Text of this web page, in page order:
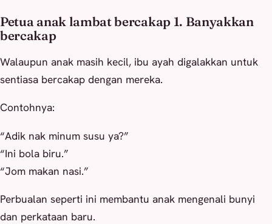
Petua anak lambat bercakap 1. Banyakkan
bercakap
Walaupun anak masih kecil, ibu ayah digalakkan untuk
sentiasa bercakap dengan mereka.
Contohnya:
“Adik nak minum susu ya?”
“Ini bola biru.”
“Jom makan nasi.”
Perbualan seperti ini membantu anak mengenali bunyi
dan perkataan baru.